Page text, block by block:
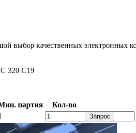
выбор качественных электронных
320 C19
партия
Кол-во
Запрос